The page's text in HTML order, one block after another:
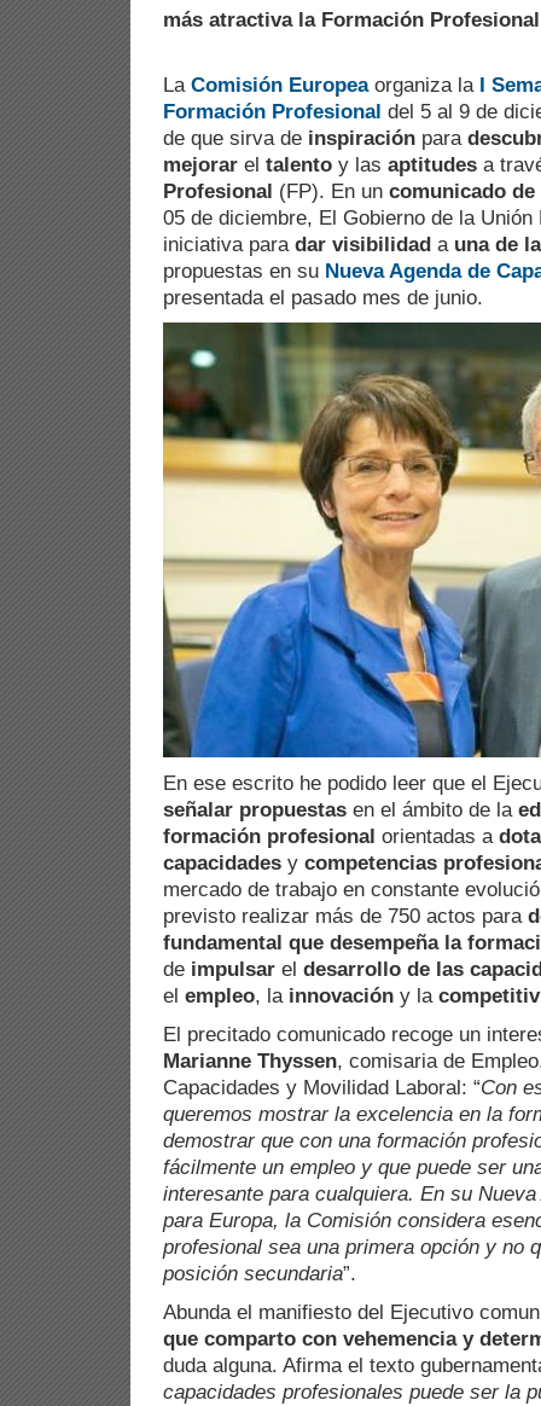
más atractiva la
La Comisión Europeaorganiza la I
Formación Profesional del 5 al 9 de
de que sirva de inspiración para
mejorar el talento y las aptitudes a
Profesional (FP). En un comunicado de
05 de diciembre, El Gobierno de la
iniciativa para dar visibilidad a una de
propuestas en su Nueva Agenda de
presentada el pasado mes de junio.
En ese escrito he podido leer que el
señalar propuestas en el ámbito de la
formación profesional orientadas a
capacidades y competencias
mercado de trabajo en constante
previsto realizar más de 750 actos para
fundamental que desempeña la
de impulsar el desarrollo de las
el empleo, la innovación y la
El precitado comunicado recoge un
Marianne Thyssen, comisaria de
Capacidades y Movilidad Laboral: “Con
queremos mostrar la excelencia en la
demostrar que con una formación
fácilmente un empleo y que puede ser
interesante para cualquiera. En su
para Europa, la Comisión considera
profesional sea una primera opción y no
posición secundaria”.
Abunda el manifiesto del Ejecutivo
que comparto con vehemencia y
duda alguna. Afirma el texto
capacidades profesionales puede ser la